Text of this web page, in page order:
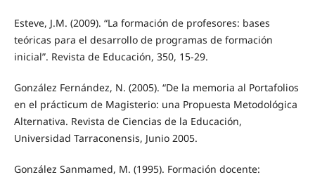
Esteve, J.M. (2009). “La formación de profesores: bases
teóricas para el desarrollo de programas de formación
inicial”. Revista de Educación, 350, 15-29.
González Fernández, N. (2005). “De la memoria al Portafolios
en el prácticum de Magisterio: una Propuesta Metodológica
Alternativa. Revista de Ciencias de la Educación,
Universidad Tarraconensis, Junio 2005.
González Sanmamed, M. (1995). Formación docente: